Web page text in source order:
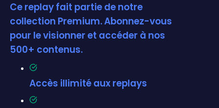
Ce replay fait partie de notre
collection Premium. Abonnez-vous
pour le visionner et accéder à nos
500+ contenus.
Accès illimité aux replays